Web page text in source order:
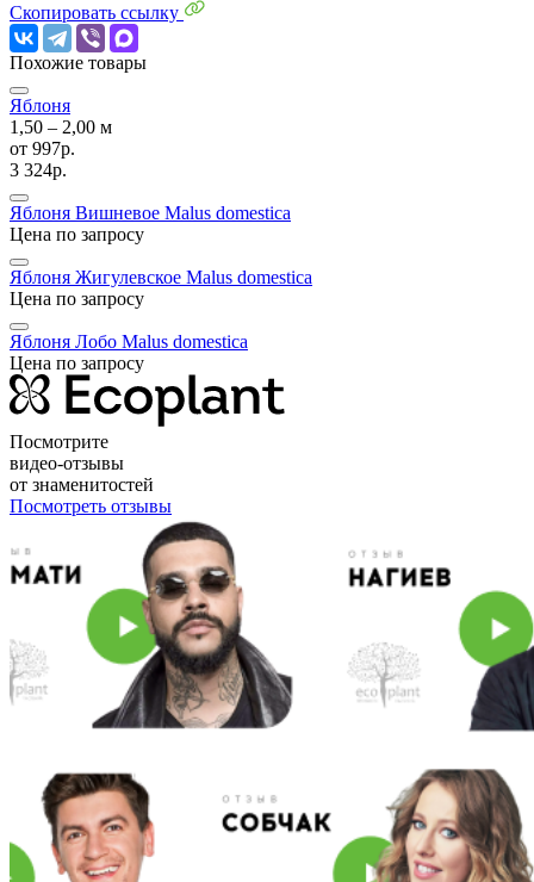
Скопировать ссылку
Похожие товары
Яблоня
1,50 ‒ 2,00 м
от 997р.
3 324р.
Яблоня Вишневое Malus domestica
Цена по запросу
Яблоня Жигулевское Malus domestica
Цена по запросу
Яблоня Лобо Malus domestica
Цена по запросу
Посмотрите
видео-отзывы
от знаменитостей
Посмотреть отзывы